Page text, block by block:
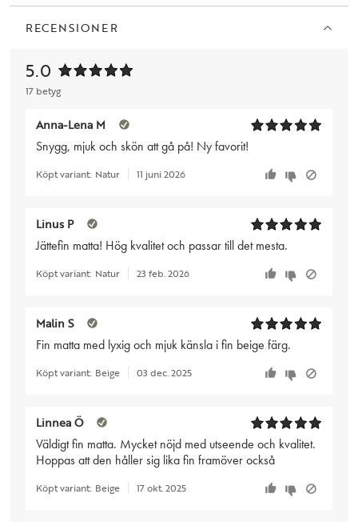
RECENSIONER
5.0
17 betyg
Anna-Lena M
Snygg, mjuk och skön att gå på! Ny favorit!
Köpt variant: Natur 11 juni 2026
Linus P
Jättefin matta! Hög kvalitet och passar till det mesta.
Köpt variant: Natur 23 feb. 2026
Malin S
Fin matta med lyxig och mjuk känsla i fin beige färg.
Köpt variant: Beige 03 dec. 2025
Linnea Ö
Väldigt fin matta. Mycket nöjd med utseende och kvalitet.
Hoppas att den håller sig lika fin framöver också
Köpt variant: Beige 17 okt. 2025